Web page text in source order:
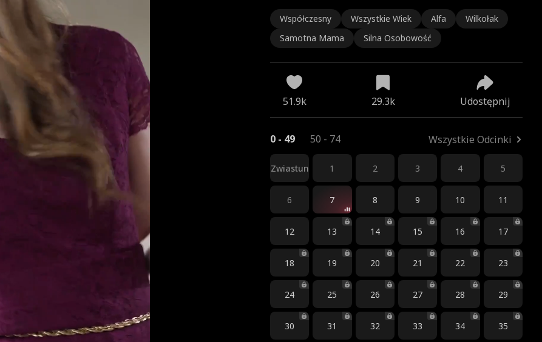
Współczesny Wszystkie Wiek Alfa
Wilkołak
Samotna Mama
Silna Osobowość
51.9k 29.3k Udostępnij
0 - 49 50 - 74 Wszystkie Odcinki
Zwiastun 1 2 3 4 5
6 7 8 9 10 11
12 13 14 15 16 17
18 19 20 21 22 23
24 25 26 27 28 29
30 31 32 33 34 35